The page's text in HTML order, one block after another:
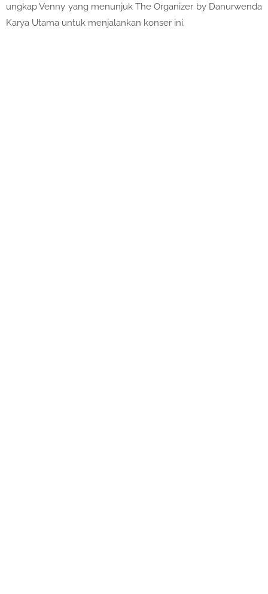
ungkap Venny yang menunjuk The Organizer by Danurwenda
Karya Utama untuk menjalankan konser ini.